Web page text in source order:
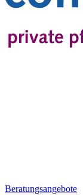
Beratungsangebote